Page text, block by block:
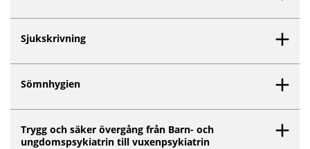
Sjukskrivning
Sömnhygien
Trygg och säker övergång från Barn- och
ungdomspsykiatrin till vuxenpsykiatrin